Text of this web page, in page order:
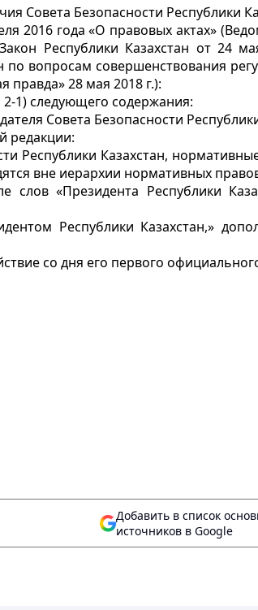
Совета Безопасности Республики
2016 года «О правовых актах»
Республики Казахстан от 24
по вопросам совершенствования
правда» 28 мая 2018 г.):
1) следующего содержания:
Совета Безопасности
редакции:
Республики Казахстан,
вне иерархии нормативных
слов «Президента Республики
Республики Казахстан,»
со дня его первого
Добавить в список
источников в Google